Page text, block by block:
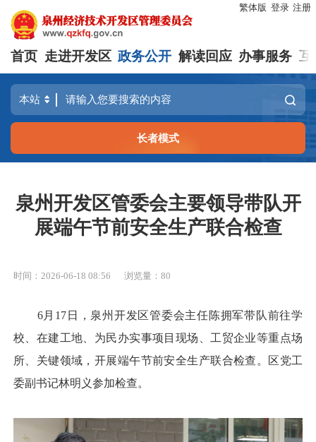
繁体版 登录 注册
首页 走进开发区 政务公开 解读回应 办事服务 互
长者模式
泉州开发区管委会主要领导带队开
展端午节前安全生产联合检查
时间：2026-06-18 08:56 浏览量： 80
6月17日，泉州开发区管委会主任陈拥军带队前往学
校、在建工地、为民办实事项目现场、工贸企业等重点场
所、关键领域，开展端午节前安全生产联合检查。区党工
委副书记林明义参加检查。